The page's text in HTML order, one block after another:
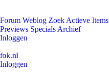
Forum Weblog Zoek Actieve Items
Previews Specials Archief
Inloggen
fok.nl
Inloggen